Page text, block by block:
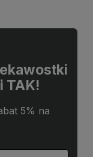
TAK!
5% na